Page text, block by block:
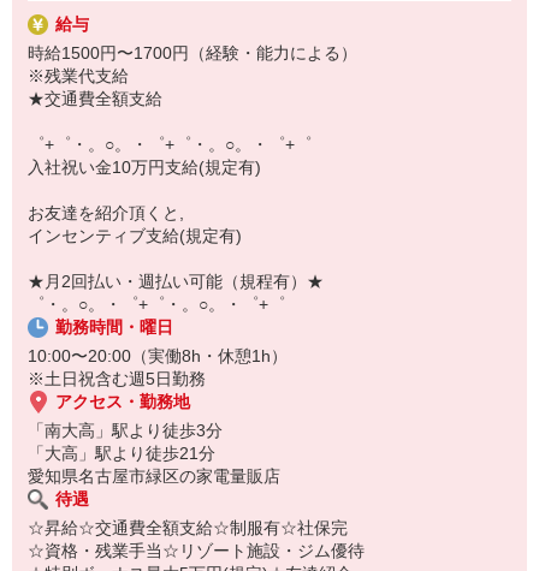
▼美容系
眉毛サロンのアイブロウ・ネイリスト・エステ
▼営業・販売
法人営業・アパレル販売・個別指導塾・人材紹介
▼人気案件も多数♪
短期・期間限定・オープニング・官公庁案件
上場/優良/大手企業など
【スマホ面接実施中】
￣￣￣￣￣￣￣￣￣
自宅に居ながらスマホでカンタン面接OK！
オンライン面談なのでスピード対応。
即日登録もOK♪
気になった方はお気軽にご相談ください！
■携帯やインターネット販売業務
docomo(ドコモ)/au(エーユー)・KDDI/softbank(ソフトバンク)など
の大手キャリアから
ワイモバイル(Y!mobille)、楽天モバイル、UQなど格安スマホまで幅
広く紹介可能♪
給与
時給1500円〜1700円（経験・能力による）
※残業代支給
★交通費全額支給
゜+゜・。○。・゜+゜・。○。・゜+゜
入社祝い金10万円支給(規定有)
お友達を紹介頂くと,
インセンティブ支給(規定有)
★月2回払い・週払い可能（規程有）★
゜・。○。・゜+゜・。○。・゜+゜
勤務時間・曜日
10:00〜20:00（実働8h・休憩1h）
※土日祝含む週5日勤務
アクセス・勤務地
「南大高」駅より徒歩3分
「大高」駅より徒歩21分
愛知県名古屋市緑区の家電量販店
待遇
☆昇給☆交通費全額支給☆制服有☆社保完
☆資格・残業手当☆リゾート施設・ジム優待